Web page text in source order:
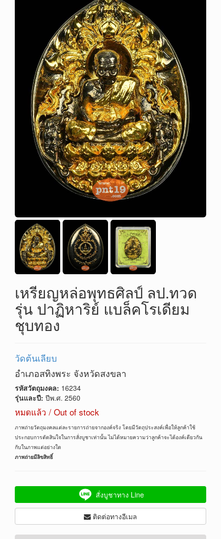
เหรียญหล่อพุทธศิลป์ ลป.ทวด
รุ่น ปาฏิหาริย์ แบล็คโรเดียม
ชุบทอง
วัดต้นเลียบ
อำเภอสทิงพระ จังหวัดสงขลา
รหัสวัตถุมงคล: 16234
รุ่นและปี: ปีพ.ศ. 2560
หมดแล้ว / Out of stock
ภาพถ่ายวัตถุมงคลแต่ละรายการถ่ายจากองค์จริง โดยมีวัตถุประสงค์เพื่อให้ลูกค้าใช้
ประกอบการตัดสินใจในการสั่งบูชาเท่านั้น ไม่ได้หมายความว่าลูกค้าจะได้องค์เดียวกัน
กับในภาพแต่อย่างใด
ภาพถ่ายมีลิขสิทธิ์
สั่งบูชาทาง Line
ติดต่อทางอีเมล